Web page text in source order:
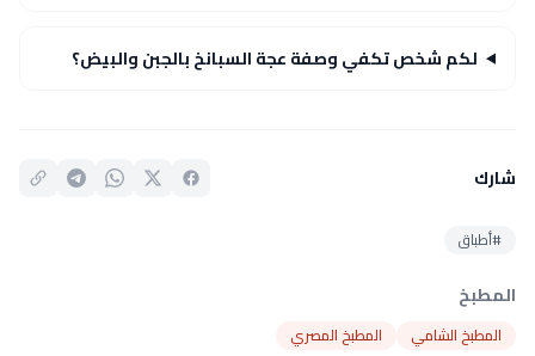
لكم شخص تكفي وصفة عجة السبانخ بالجبن والبيض؟
شارك
#أطباق
المطبخ
المطبخ الشامي المطبخ المصري